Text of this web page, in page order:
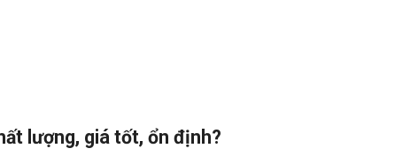
lượng, giá tốt, ổn định?